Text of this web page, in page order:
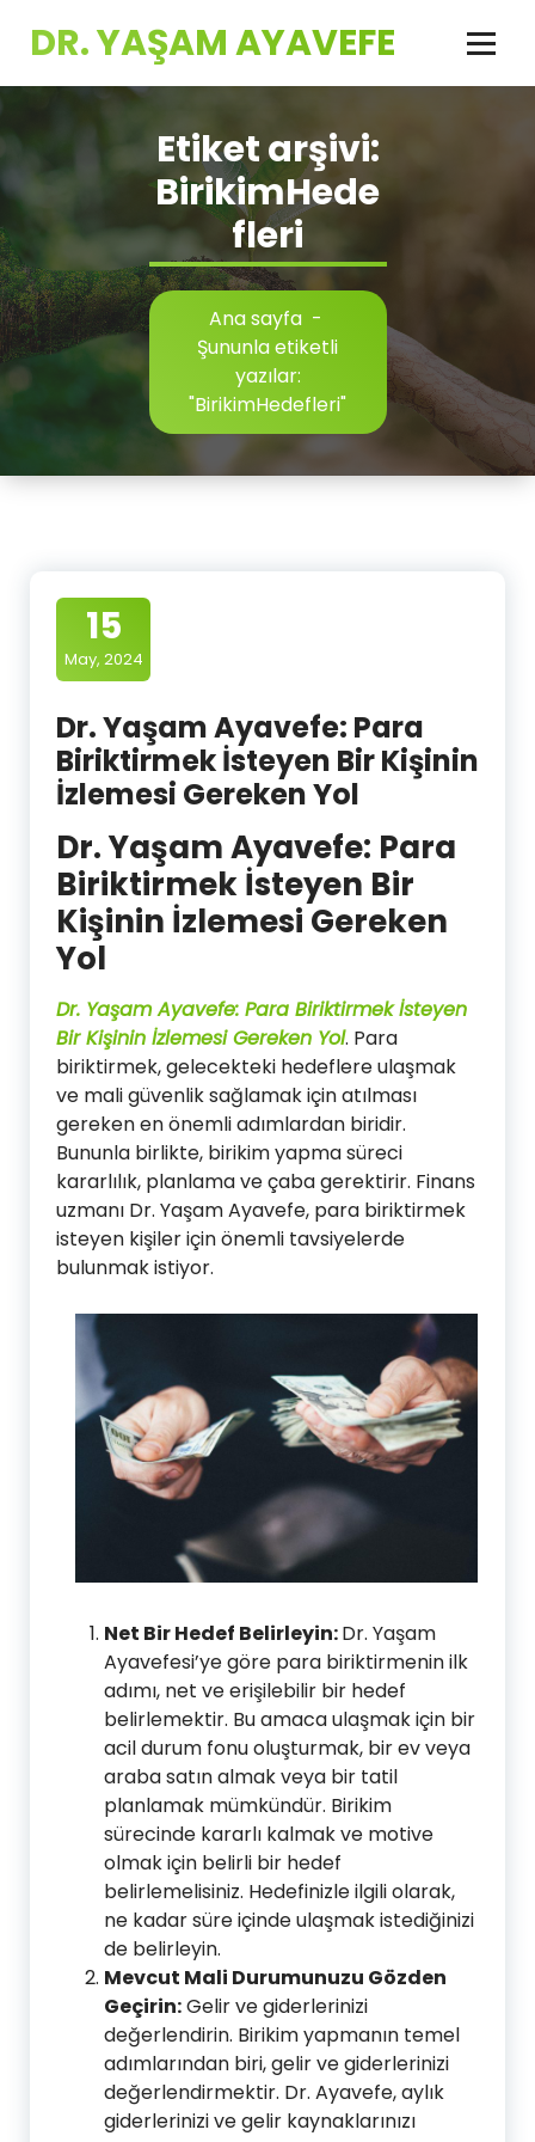
DR. YAŞAM AYAVEFE
Etiket arşivi:
BirikimHede
fleri
Ana sayfa-
Şununla etiketli
yazılar:
"BirikimHedefleri"
15
May, 2024
Dr. Yaşam Ayavefe: Para
Biriktirmek İsteyen Bir Kişinin
İzlemesi Gereken Yol
Dr. Yaşam Ayavefe: Para
Biriktirmek İsteyen Bir
Kişinin İzlemesi Gereken
Yol
Dr. Yaşam Ayavefe: Para Biriktirmek İsteyen
Bir Kişinin İzlemesi Gereken Yol. Para
biriktirmek, gelecekteki hedeflere ulaşmak
ve mali güvenlik sağlamak için atılması
gereken en önemli adımlardan biridir.
Bununla birlikte, birikim yapma süreci
kararlılık, planlama ve çaba gerektirir. Finans
uzmanı Dr. Yaşam Ayavefe, para biriktirmek
isteyen kişiler için önemli tavsiyelerde
bulunmak istiyor.
Net Bir Hedef Belirleyin:Dr. Yaşam
Ayavefesi’ye göre para biriktirmenin ilk
adımı, net ve erişilebilir bir hedef
belirlemektir. Bu amaca ulaşmak için bir
acil durum fonu oluşturmak, bir ev veya
araba satın almak veya bir tatil
planlamak mümkündür. Birikim
sürecinde kararlı kalmak ve motive
olmak için belirli bir hedef
belirlemelisiniz. Hedefinizle ilgili olarak,
ne kadar süre içinde ulaşmak istediğinizi
de belirleyin.
Mevcut Mali Durumunuzu Gözden
Geçirin:Gelir ve giderlerinizi
değerlendirin. Birikim yapmanın temel
adımlarından biri, gelir ve giderlerinizi
değerlendirmektir. Dr. Ayavefe, aylık
giderlerinizi ve gelir kaynaklarınızı